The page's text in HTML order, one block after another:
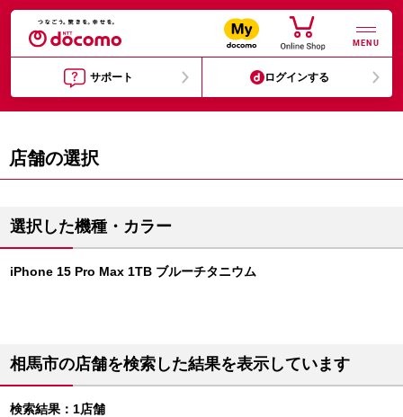
MENU
サポート ログインする
店舗の選択
選択した機種・カラー
iPhone 15 Pro Max 1TB ブルーチタニウム
相馬市の店舗を検索した結果を表示しています
検索結果：1店舗